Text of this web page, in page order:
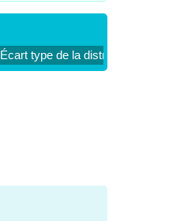
Écart type de la distribution